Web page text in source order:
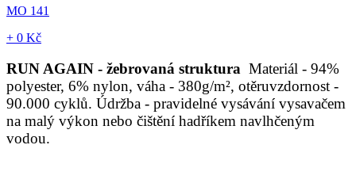
MO 141
+ 0 Kč
RUN AGAIN - žebrovaná struktura Materiál - 94%
polyester, 6% nylon, váha - 380g/m², otěruvzdornost -
90.000 cyklů. Údržba - pravidelné vysávání vysavačem
na malý výkon nebo čištění hadříkem navlhčeným
vodou.